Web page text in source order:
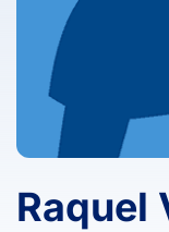
Raquel